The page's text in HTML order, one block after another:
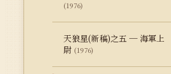
(1976)
天狼星(新稿)之五 ─ 海軍上
尉 (1976)